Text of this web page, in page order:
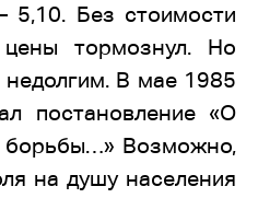
5,10. Без стоимости
тормознул. Но
недолгим. В мае 1985
постановление «О
борьбы…» Возможно,
на душу населения